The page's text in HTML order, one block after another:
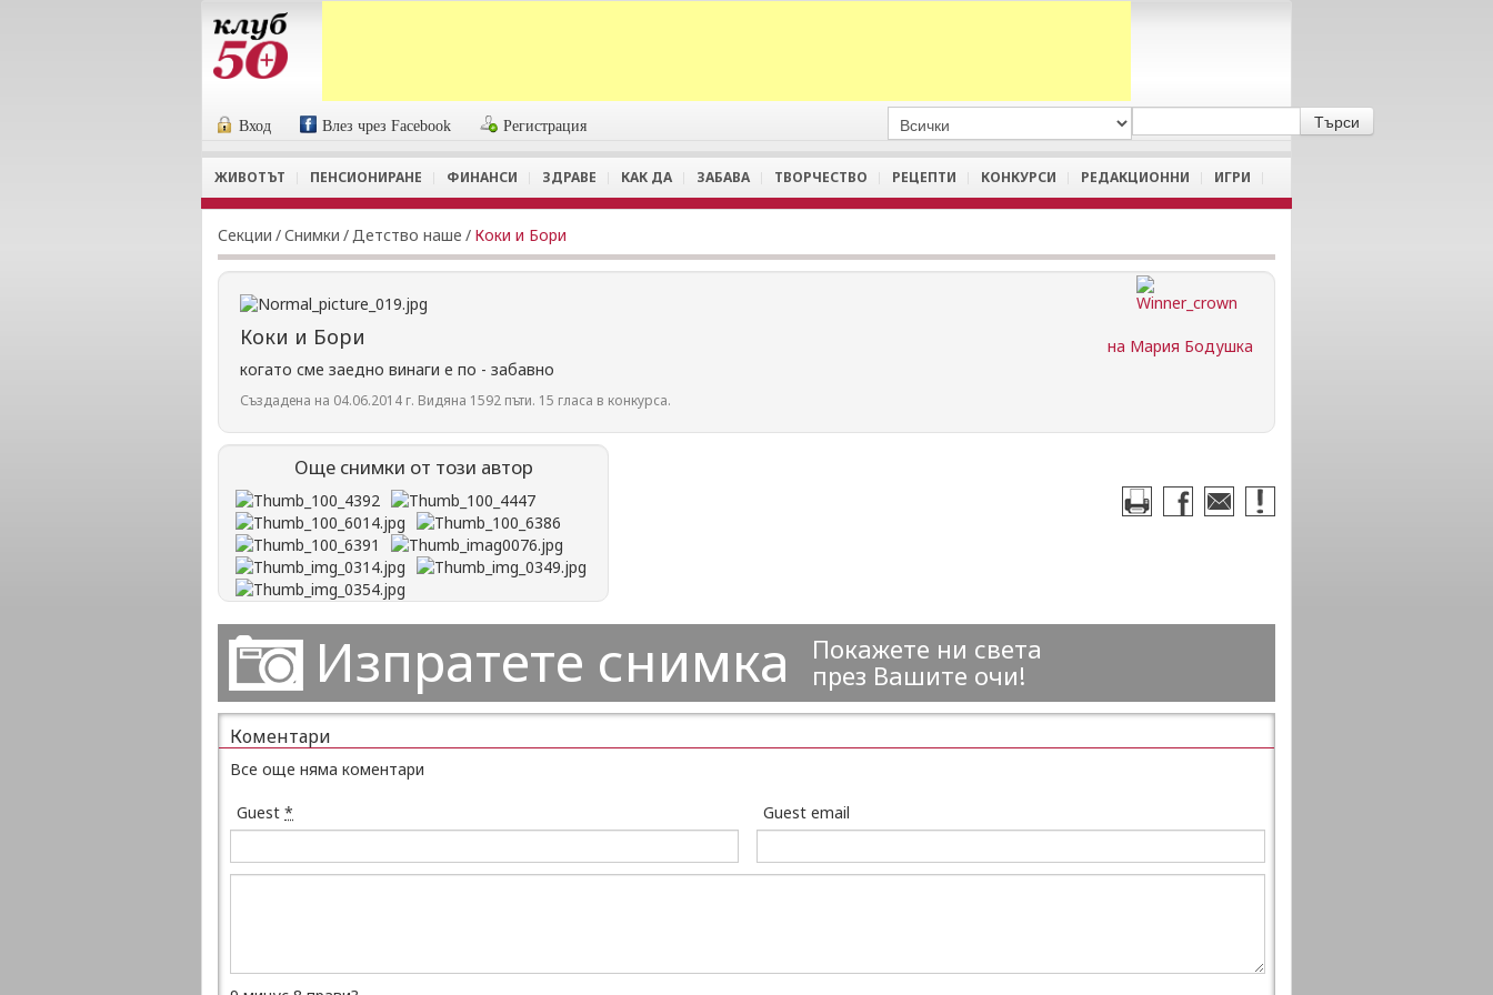
Вход Влез чрез Facebook Регистрация
ЖИВОТЪТ ПЕНСИОНИРАНЕ ФИНАНСИ ЗДРАВЕ КАК ДА ЗАБАВА ТВОРЧЕСТВО РЕЦЕПТИ КОНКУРСИ РЕДАКЦИОННИ ИГРИ
Секции /Снимки /Детство наше / Коки и Бори
на Мария Бодушка
Коки и Бори
когато сме заедно винаги е по - забавно
Създадена на 04.06.2014 г. Видяна 1592 пъти. 15 гласа в конкурса.
Още снимки от този автор
Изпратете снимка
Покажете ни света
през Вашите очи!
Коментари
Все още няма коментари
Guest * Guest email